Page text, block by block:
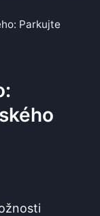
Parkujte